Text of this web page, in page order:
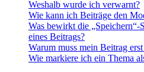
Weshalb wurde ich verwarnt?
Wie kann ich Beiträge den
Was bewirkt die „Speichern“-
eines Beitrags?
Warum muss mein Beitrag
Wie markiere ich ein Thema